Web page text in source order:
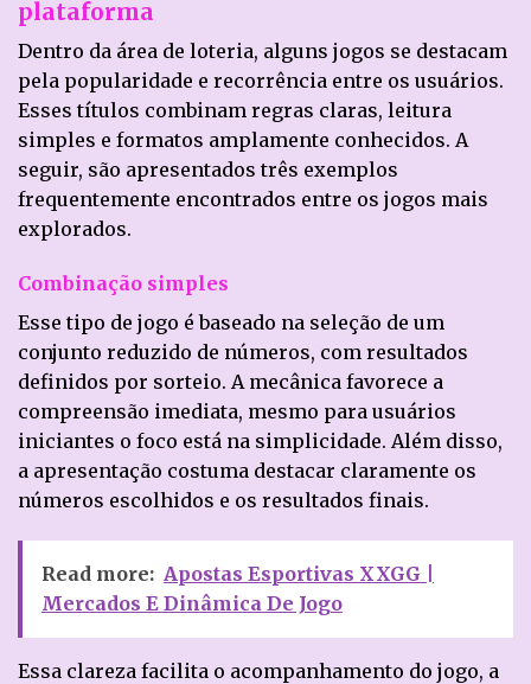
plataforma
Dentro da área de loteria, alguns jogos se destacam
pela popularidade e recorrência entre os usuários.
Esses títulos combinam regras claras, leitura
simples e formatos amplamente conhecidos. A
seguir, são apresentados três exemplos
frequentemente encontrados entre os jogos mais
explorados.
Combinação simples
Esse tipo de jogo é baseado na seleção de um
conjunto reduzido de números, com resultados
definidos por sorteio. A mecânica favorece a
compreensão imediata, mesmo para usuários
iniciantes o foco está na simplicidade. Além disso,
a apresentação costuma destacar claramente os
números escolhidos e os resultados finais.
Read more: Apostas Esportivas XXGG |
Mercados E Dinâmica De Jogo
Essa clareza facilita o acompanhamento do jogo, a